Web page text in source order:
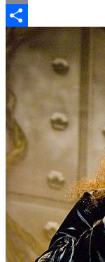
Email
Compartir